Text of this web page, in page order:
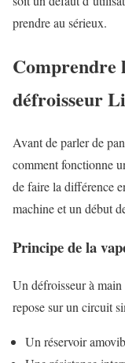
prendre au sérieux.
Comprendre
défroisseur
Avant de parler de
comment fonctionne
de faire la différence
machine et un début
Principe de la
Un défroisseur à
repose sur un circuit
Un réservoir